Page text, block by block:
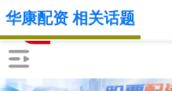
华康配资 相关话题